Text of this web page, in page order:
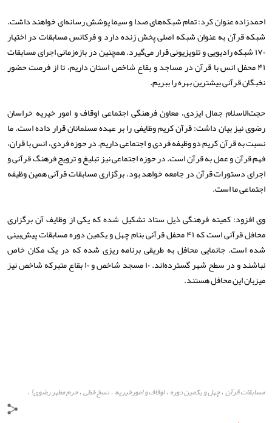
احمدزاده عنوان کرد: تمام شبکه‌های صدا و سیما پوشش رسانه‌ای خواهند داشت.
شبکه قرآن به عنوان شبکه اصلی پخش زنده دارد و فرکانس مسابقات در اختیار
۱۷۰ شبکه رادیویی و تلویزیونی قرار می‌گیرد. همچنین در بازه‌زمانی اجرای مسابقات
۴۱ محفل انس با قرآن در مساجد و بقاع شاخص استان داریم، تا از فرصت حضور
نخبگان قرآنی بیشترین بهره را ببریم.
حجت‌الاسلام جمال ایزدی، معاون فرهنگی اجتماعی اوقاف و امور خیریه خراسان
رضوی نیز بیان داشت: قرآن کریم وظایفی را بر عهده مسلمانان قرار داده است. ما
نسبت به قرآن کریم دو وظیفه فردی و اجتماعی داریم. در حوزه فردی، انس با قران،
فهم قرآن و عمل به قرآن است. در حوزه اجتماعی نیز تبلیغ و ترویج فرهنگ قرآنی و
اجرای دستورات قرآن در جامعه خواهد بود. برگزاری مسابقات قرآنی همین وظیفه
اجتماعی ما است.
وی افزود: کمیته فرهنگی ذیل ستاد تشکیل شده که یکی از وظایف آن برگزاری
محافل قرآنی است که ۴۱ محفل قرآنی بنام چهل و یکمین دوره مسابقات پیش‌بینی
شده است. جانمایی محافل به طریقی برنامه ریزی شده که در یک مکان خاص
نباشند و در سطح شهر گسترده‌اند. ۱۰ مسجد شاخص و ۱۰ بقاع متبرکه شاخص نیز
میزبان این محافل هستند.
مسابقات قرآن،چهل و یکمین دوره ،اوقاف و امورخیریه ،نسخ خطی،حرم مطهر رضوی!،